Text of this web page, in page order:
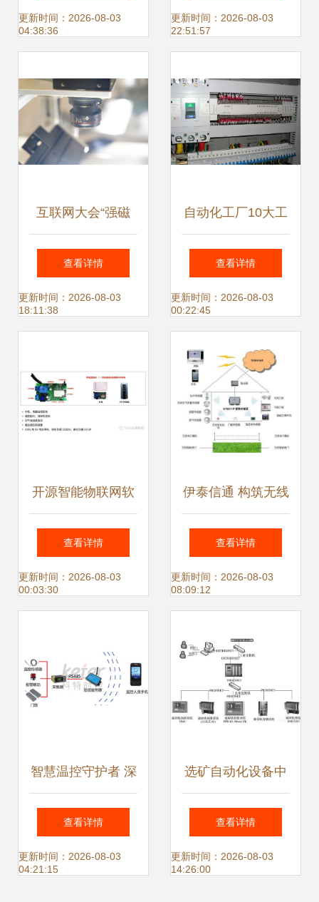
中的应用与智能传
更新时间：2026-08-03
04:38:36
当”——传感器到底
更新时间：2026-08-03
22:51:57
互联网大会“强磁
场”赋能嘉兴桐乡产
业跨级跃迁 聚焦自
能传感器
查看详情
更新时间：2026-08-03
18:11:38
自动化工厂10大工
控产品 传感器在自
动化控制系统中的
查看详情
更新时间：2026-08-03
00:22:45
开源智能物联网软
硬件系统 自动化控
制与智能传感器的
查看详情
更新时间：2026-08-03
00:03:30
伊泰信通 构筑无线
传感器网络，赋能
智能制造新时代
能感知体系为例
查看详情
更新时间：2026-08-03
08:09:12
智慧温控守护者 深
圳科特时控的行业
解决方案探析
查看详情
更新时间：2026-08-03
04:21:15
选矿自动化设备中
液位传感器在浮选
槽液位自动控制的
查看详情
更新时间：2026-08-03
14:26:00